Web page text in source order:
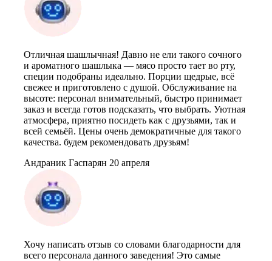
Отличная шашлычная! Давно не ели такого сочного
и ароматного шашлыка — мясо просто тает во рту,
специи подобраны идеально. Порции щедрые, всё
свежее и приготовлено с душой. Обслуживание на
высоте: персонал внимательный, быстро принимает
заказ и всегда готов подсказать, что выбрать. Уютная
атмосфера, приятно посидеть как с друзьями, так и
всей семьёй. Цены очень демократичные для такого
качества. будем рекомендовать друзьям!
Андраник Гаспарян 20 апреля
Хочу написать отзыв со словами благодарности для
всего персонала данного заведения! Это самые